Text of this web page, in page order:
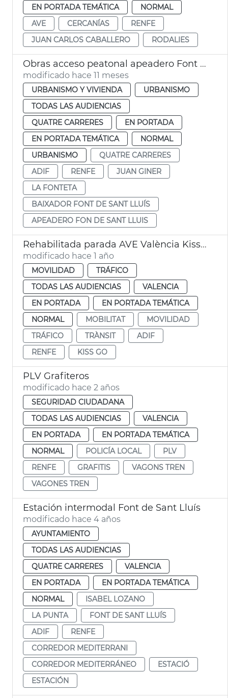
EN PORTADA TEMÁTICA
NORMAL
AVE
CERCANÍAS
RENFE
JUAN CARLOS CABALLERO
RODALIES
Obras acceso peatonal apeadero Font de Sant Lluís
modificado hace 11 meses
URBANISMO Y VIVIENDA
URBANISMO
TODAS LAS AUDIENCIAS
QUATRE CARRERES
EN PORTADA
EN PORTADA TEMÁTICA
NORMAL
URBANISMO
QUATRE CARRERES
ADIF
RENFE
JUAN GINER
LA FONTETA
BAIXADOR FONT DE SANT LLUÍS
APEADERO FON DE SANT LLUIS
Rehabilitada parada AVE València Kiss & Go
modificado hace 1 año
MOVILIDAD
TRÁFICO
TODAS LAS AUDIENCIAS
VALENCIA
EN PORTADA
EN PORTADA TEMÁTICA
NORMAL
MOBILITAT
MOVILIDAD
TRÁFICO
TRÀNSIT
ADIF
RENFE
KISS GO
PLV Grafiteros
modificado hace 2 años
SEGURIDAD CIUDADANA
TODAS LAS AUDIENCIAS
VALENCIA
EN PORTADA
EN PORTADA TEMÁTICA
NORMAL
POLICÍA LOCAL
PLV
RENFE
GRAFITIS
VAGONS TREN
VAGONES TREN
Estación intermodal Font de Sant Lluís
modificado hace 4 años
AYUNTAMIENTO
TODAS LAS AUDIENCIAS
QUATRE CARRERES
VALENCIA
EN PORTADA
EN PORTADA TEMÁTICA
NORMAL
ISABEL LOZANO
LA PUNTA
FONT DE SANT LLUÍS
ADIF
RENFE
CORREDOR MEDITERRANI
CORREDOR MEDITERRÁNEO
ESTACIÓ
ESTACIÓN